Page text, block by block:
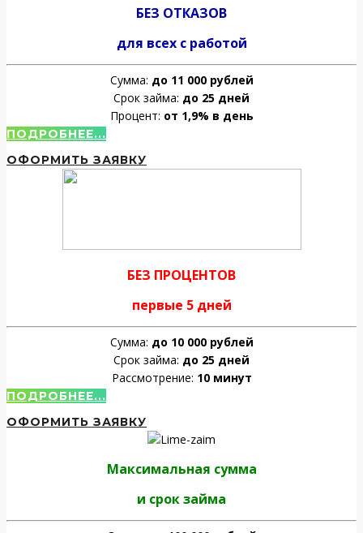
БЕЗ ОТКАЗОВ
для всех с работой
Сумма: до 11 000 рублей
Срок займа: до 25 дней
Процент: от 1,9% в день
ПОДРОБНЕЕ...
ОФОРМИТЬ ЗАЯВКУ
БЕЗ ПРОЦЕНТОВ
первые 5 дней
Сумма: до 10 000 рублей
Срок займа: до 25 дней
Рассмотрение: 10 минут
ПОДРОБНЕЕ...
ОФОРМИТЬ ЗАЯВКУ
Максимальная сумма
и срок займа